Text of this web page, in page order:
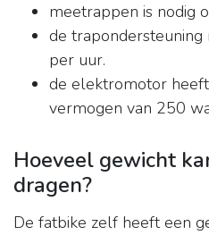
meetrappen is nodig
de
per uur.
de elektromotor
vermogen van 250
Hoeveel gewicht
dragen?
De fatbike zelf heeft een